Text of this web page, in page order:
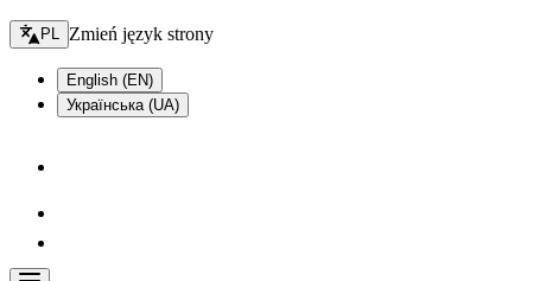
Zmień język - bieżący:
PL Zmień język strony
English (EN)
Українська (UA)